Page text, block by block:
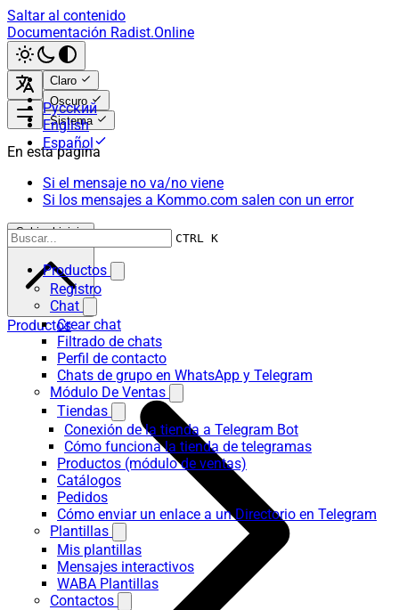
Saltar al contenido
Documentación Radist.Online
Claro
Oscuro
Sistema
Русский
English
Español
CTRL K
Productos
Registro
Chat
Crear chat
Filtrado de chats
Perfil de contacto
Chats de grupo en WhatsApp y Telegram
Módulo De Ventas
Tiendas
Conexión de la tienda a Telegram Bot
Cómo funciona la tienda de telegramas
Productos (módulo de ventas)
Catálogos
Pedidos
Cómo enviar un enlace a un Directorio en Telegram
Plantillas
Mis plantillas
Mensajes interactivos
WABA Plantillas
Contactos
En esta página
Si el mensaje no va/no viene
Si los mensajes a Kommo.com salen con un error
Subir al inicio
Productos